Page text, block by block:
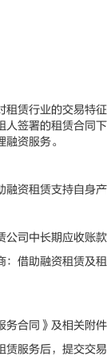
赁行业的交易特征
人签署的租赁合同
资服务。
租赁支持自身产
中长期应收账款
助融资租赁及租
同》及相关附件
务后，提交交易